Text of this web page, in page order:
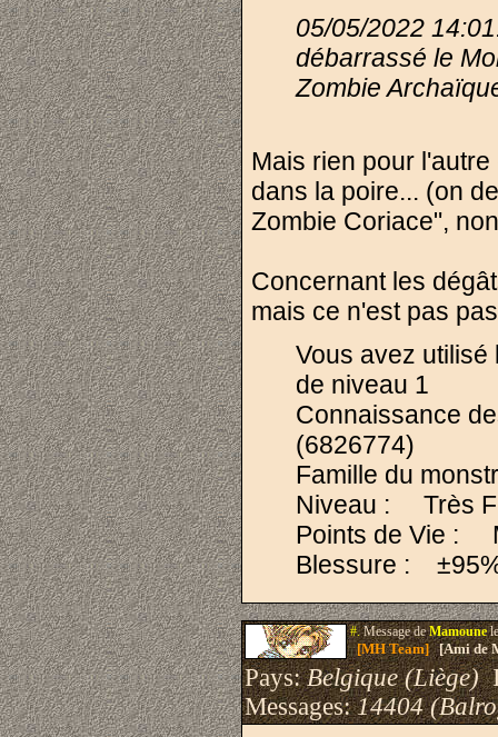
05/05/2022
débarrassé le
Zombie
Mais rien pour
dans la poire... (on
Zombie Coriace",
Concernant les
mais ce n'est pas
Vous avez
de niveau 1
Connaissance
(6826774)
Famille du
Niveau : Très
Points de Vie :
Blessure :
#.Message deMamoune
[MH Team][Ami de
Pays:Belgique (Liège)
Messages:14404